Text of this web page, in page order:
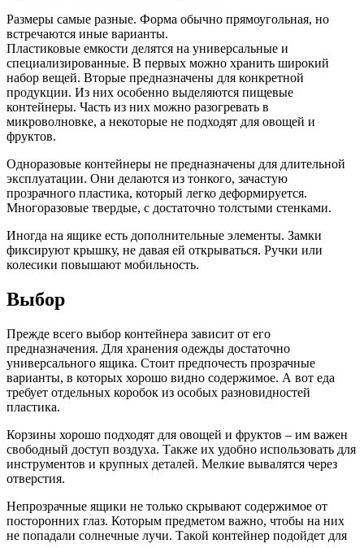
Размеры самые разные. Форма обычно прямоугольная, но
встречаются иные варианты.
Пластиковые емкости делятся на универсальные и
специализированные. В первых можно хранить широкий
набор вещей. Вторые предназначены для конкретной
продукции. Из них особенно выделяются пищевые
контейнеры. Часть из них можно разогревать в
микроволновке, а некоторые не подходят для овощей и
фруктов.
Одноразовые контейнеры не предназначены для длительной
эксплуатации. Они делаются из тонкого, зачастую
прозрачного пластика, который легко деформируется.
Многоразовые твердые, с достаточно толстыми стенками.
Иногда на ящике есть дополнительные элементы. Замки
фиксируют крышку, не давая ей открываться. Ручки или
колесики повышают мобильность.
Выбор
Прежде всего выбор контейнера зависит от его
предназначения. Для хранения одежды достаточно
универсального ящика. Стоит предпочесть прозрачные
варианты, в которых хорошо видно содержимое. А вот еда
требует отдельных коробок из особых разновидностей
пластика.
Корзины хорошо подходят для овощей и фруктов – им важен
свободный доступ воздуха. Также их удобно использовать для
инструментов и крупных деталей. Мелкие вывалятся через
отверстия.
Непрозрачные ящики не только скрывают содержимое от
посторонних глаз. Которым предметом важно, чтобы на них
не попадали солнечные лучи. Такой контейнер подойдет для